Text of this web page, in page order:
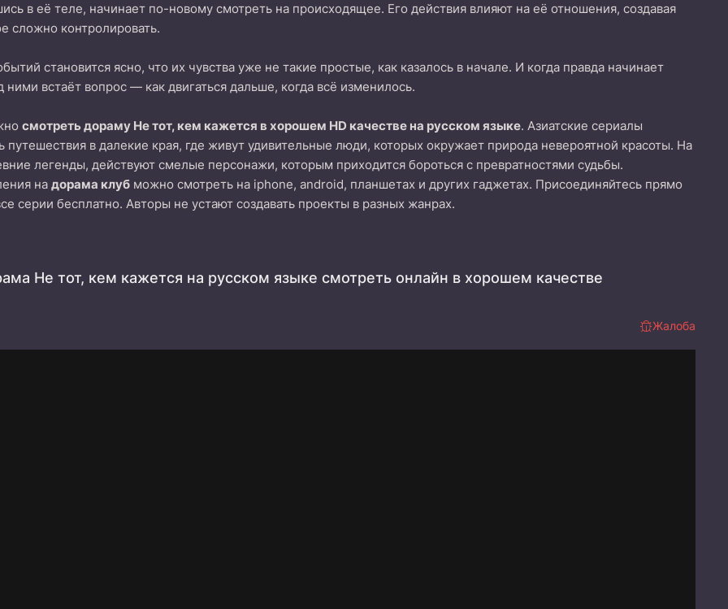
в её теле, начинает по-новому смотреть на происходящее. Его действия влияют на её отношения, создавая
сложно контролировать.
становится ясно, что их чувства уже не такие простые, как казалось в начале. И когда правда начинает
ними встаёт вопрос — как двигаться дальше, когда всё изменилось.
смотреть дораму Не тот, кем кажется в хорошем HD качестве на русском языке. Азиатские сериалы
путешествия в далекие края, где живут удивительные люди, которых окружает природа невероятной красоты. На
легенды, действуют смелые персонажи, которым приходится бороться с превратностями судьбы.
на дорама клуб можно смотреть на iphone, android, планшетах и других гаджетах. Присоединяйтесь прямо
серии бесплатно. Авторы не устают создавать проекты в разных жанрах.
Не тот, кем кажется на русском языке смотреть онлайн в хорошем качестве
Жалоба